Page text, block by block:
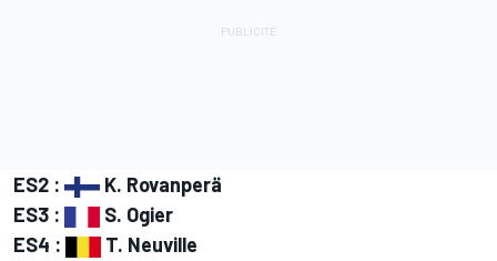
ES2 :
K. Rovanperä
ES3 :
S. Ogier
ES4 :
T. Neuville